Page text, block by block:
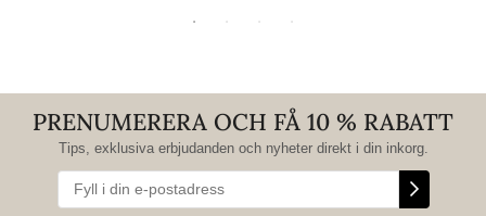
PRENUMERERA OCH FÅ 10 % RABATT
Tips, exklusiva erbjudanden och nyheter direkt i din inkorg.